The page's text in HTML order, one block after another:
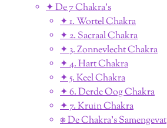
✦ De 7 Chakra's
✦ 1. Wortel Chakra
✦ 2. Sacraal Chakra
✦ 3. Zonnevlecht Chakra
✦ 4. Hart Chakra
✦ 5. Keel Chakra
✦ 6. Derde Oog Chakra
✦ 7. Kruin Chakra
⎈ De Chakra's Samengevat